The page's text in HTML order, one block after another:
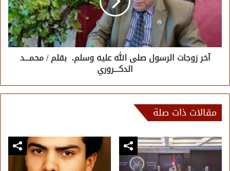
آخر زوجات الرسول صلى الله عليه وسلم. بقلم / محمـــد
الدكـــروري
مقالات ذات صلة